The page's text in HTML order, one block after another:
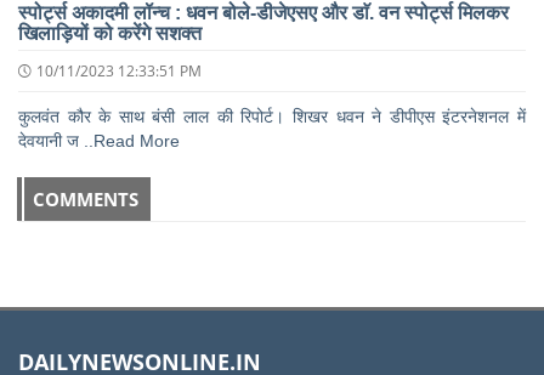
स्पोर्ट्स अकादमी लॉन्च : धवन बोले-डीजेएसए और डाॅ. वन स्पोर्ट्स मिलकर
खिलाड़ियों को करेंगे सशक्त
10/11/2023 12:33:51 PM
कुलवंत कौर के साथ बंसी लाल की रिपोर्ट। शिखर धवन ने डीपीएस इंटरनेशनल में
देवयानी ज ..Read More
COMMENTS
DAILYNEWSONLINE.IN